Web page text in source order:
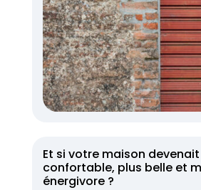
Et si votre maison
confortable, plus belle et
énergivore ?